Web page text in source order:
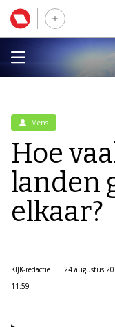
Mens
Hoe
landen
elkaar?
KIJK-redactie
24 augustus
11:59